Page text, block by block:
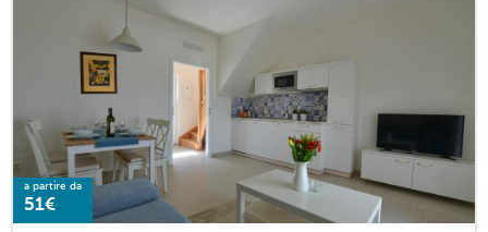
a partire da
51€